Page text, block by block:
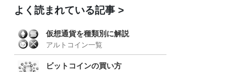
よく読まれている記事
仮想通貨を種類別に解説
アルトコイン一覧
ビットコインの買い方